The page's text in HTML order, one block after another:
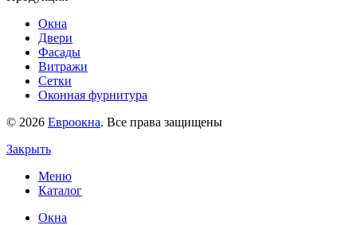
Окна
Двери
Фасады
Витражи
Сетки
Оконная фурнитура
© 2026 Евроокна. Все права защищены
Закрыть
Меню
Каталог
Окна